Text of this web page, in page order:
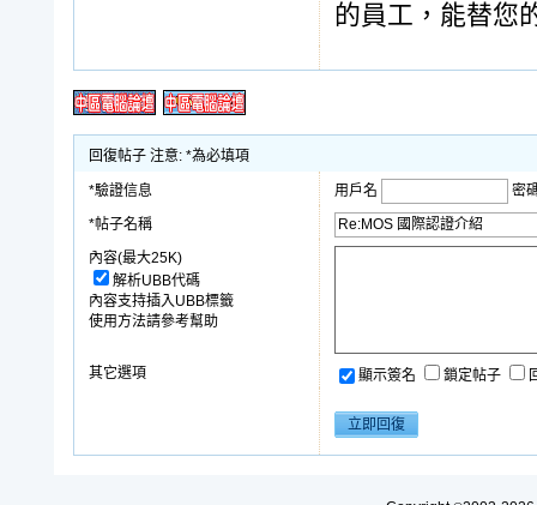
的員工，能替您
回復帖子 注意: *為必填項
*驗證信息 用戶名
密
*帖子名稱
內容(最大25K)
解析UBB代碼
內容支持插入UBB標籤
使用方法請參考幫助
其它選項 顯示簽名 鎖定帖子